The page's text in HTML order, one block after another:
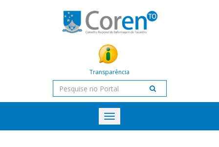
Transparência
Toggle
navigation